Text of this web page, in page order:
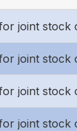
joint stock
joint stock
joint stock
joint stock